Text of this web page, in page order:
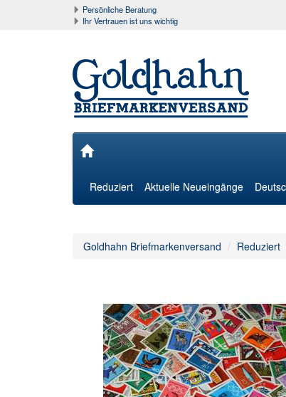
Persönliche Beratung
Ihr Vertrauen ist uns wichtig
Reduziert Aktuelle Neueingänge
Goldhahn Briefmarkenversand Reduziert